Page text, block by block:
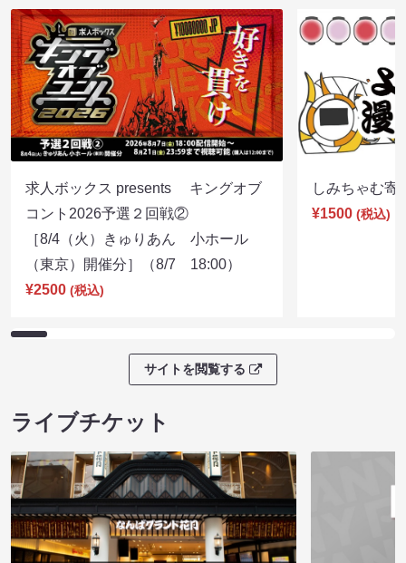
求人ボックス presents キングオブ
コント2026予選２回戦②
［8/4（火）きゅりあん 小ホール
（東京）開催分］（8/7 18:00）
¥2500 (税込)
しみちゃむ
¥1500 (税込)
サイトを閲覧する
ライブチケット